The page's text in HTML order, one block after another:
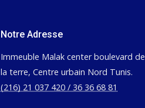
Notre Adresse
Immeuble Malak center boulevard de
la terre, Centre urbain Nord Tunis.
(216) 21 037 420 / 36 36 68 81